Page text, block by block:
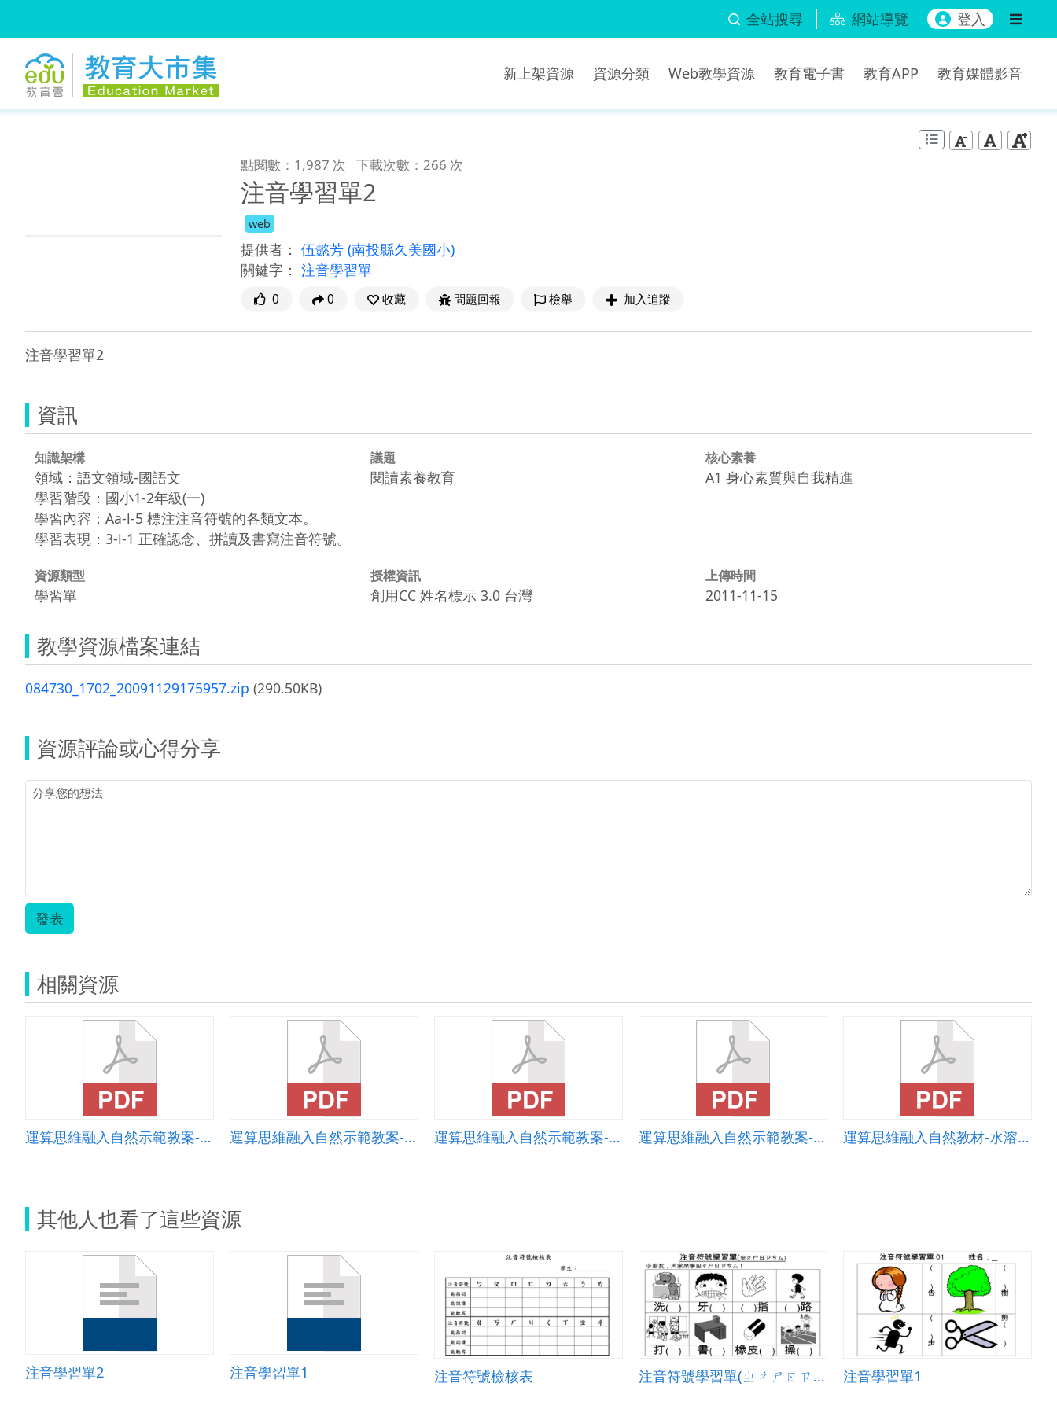
全站搜尋 網站導覽 登入
新上架資源 資源分類 Web教學資源 教育電子書 教育APP 教育媒體影音
點閱數：1,987 次 下載次數：266 次
注音學習單2
web
提供者： 伍懿芳 (南投縣久美國小)
關鍵字： 注音學習單
0 0 收藏 問題回報 檢舉 加入追蹤
注音學習單2
資訊
知識架構
領域：語文領域-國語文
學習階段：國小1-2年級(一)
學習內容：Aa-Ⅰ-5 標注注音符號的各類文本。
學習表現：3-Ⅰ-1 正確認念、拼讀及書寫注音符號。
議題
閱讀素養教育
核心素養
A1 身心素質與自我精進
資源類型
學習單
授權資訊
創用CC 姓名標示 3.0 台灣
上傳時間
2011-11-15
教學資源檔案連結
084730_1702_20091129175957.zip (290.50KB)
資源評論或心得分享
發表
相關資源
運算思維融入自然示範教案-魔法鋼琴 運算思維融入自然示範教案-探『磁』器～磁力強度偵測 運算思維融入自然示範教案-倒車雷達 運算思維融入自然示範教案-奇妙的電路-電流急急棒 運算思維融入自然教材-水溶液的導電度
其他人也看了這些資源
注音學習單2 注音學習單1 注音符號檢核表 注音符號學習單(ㄓㄔㄕㄖㄗㄘㄙ) 注音學習單1